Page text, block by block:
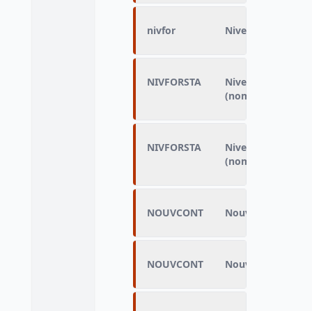
nivfor Niveau de
NIVFORSTA
Niveau de
(nomenclature
NIVFORSTA
Niveau de
(nomenclature
NOUVCONT Nouveau contrat
NOUVCONT Nouveau contrat